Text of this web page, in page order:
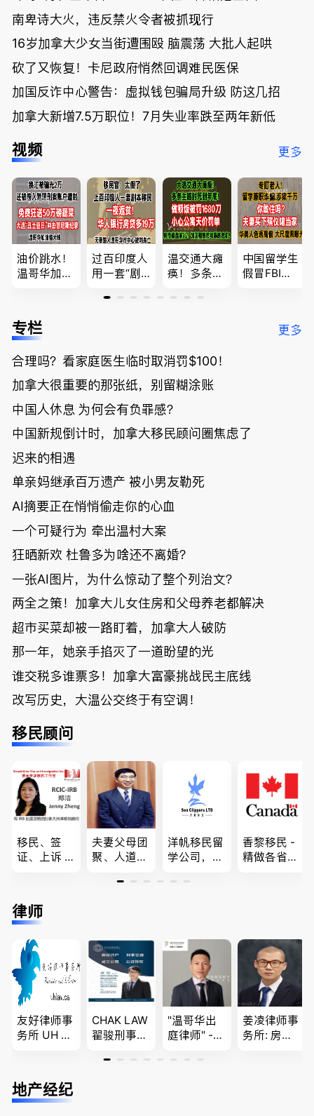
南卑诗大火，违反禁火令者被抓现行
16岁加拿大少女当街遭围殴 脑震荡 大批人起哄
砍了又恢复！卡尼政府悄然回调难民医保
加国反诈中心警告：虚拟钱包骗局升级 防这几招
加拿大新增7.5万职位！7月失业率跌至两年新低
视频 更多
油价跳水！
温哥华加油
低；免费狂
送50万磅蔬
温“丑陋土
豆日”冲击
吉尼斯纪
录；惨！留
骗光2万美
元，还被卷
入跨国刑案
账户遭封！
过百印度人
用一套“剧
官：太假
欠款多出$1
9万；突
发！无辜男
孩温哥华市
中心被刺身
亡；
温交通大瘫
痪！多条主
底；做顿饭
单；房市崩
盘前兆？加
国租赁市场
恐迎暴跌危
中国留学生
假冒FBI上
夫妻住进殡
专栏 更多
合理吗？看家庭医生临时取消罚$100！
加拿大很重要的那张纸，别留糊涂账
中国人休息 为何会有负罪感？
中国新规倒计时，加拿大移民顾问圈焦虑了
迟来的相遇
单亲妈继承百万遗产 被小男友勒死
AI摘要正在悄悄偷走你的心血
一个可疑行为 牵出温村大案
狂晒新欢 杜鲁多为啥还不离婚？
一张AI图片，为什么惊动了整个列治文？
两全之策！加拿大儿女住房和父母养老都解决
超市买菜却被一路盯着，加拿大人破防
那一年，她亲手掐灭了一道盼望的光
谁交税多谁票多！加拿大富豪挑战民主底线
改写历史，大温公交终于有空调！
移民顾问
移民、签
证、上诉 --
进”的RCIC-
IRB持牌移
夫妻父母团
聚、人道移
和工签 移
移民签证
、翻译和海
牙认证
洋帆移民留
学公司，精
签各类签证
民和魁北克
PEQ60472
08731
香黎移民 -
精做各省省
问题
律师
友好律师事
务所 UH LA
温哥华，公
司商业、收
CHAK LAW
翟骏刑事交
刑事辩护/
"温哥华出
庭律师" -
务所 - 劳动
姜凌律师事
务所: 房产
地产经纪